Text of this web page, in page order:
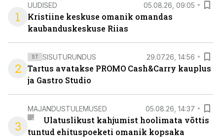
1
UUDISED 05.08.26, 09:05
Kristiine keskuse omanik omandas
kaubanduskeskuse Riias
2
ST SISUTURUNDUS 29.07.26, 14:56
Tartus avatakse PROMO Cash&Carry kauplus
ja Gastro Studio
3
MAJANDUSTULEMUSED 05.08.26, 14:37
Ulatuslikust kahjumist hoolimata võttis
tuntud ehituspoeketi omanik kopsaka